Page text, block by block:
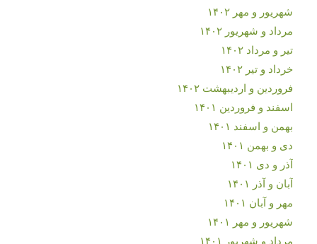
شهریور و مهر ۱۴۰۲
مرداد و شهریور ۱۴۰۲
تیر و مرداد ۱۴۰۲
خرداد و تیر ۱۴۰۲
فروردین و اردیبهشت ۱۴۰۲
اسفند و فروردین ۱۴۰۱
بهمن و اسفند ۱۴۰۱
دی و بهمن ۱۴۰۱
آذر و دی ۱۴۰۱
آبان و آذر ۱۴۰۱
مهر و آبان ۱۴۰۱
شهریور و مهر ۱۴۰۱
مرداد و شهریور ۱۴۰۱